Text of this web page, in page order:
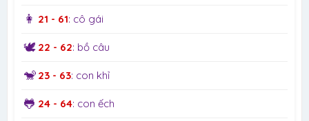
👩 21 - 61: cô gái
🕊️ 22 - 62: bồ câu
🐒 23 - 63: con khỉ
🐸 24 - 64: con ếch